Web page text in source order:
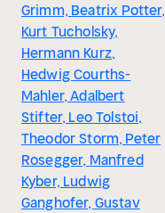
Grimm, Beatrix Potter,
Kurt Tucholsky,
Hermann Kurz,
Hedwig Courths-
Mahler, Adalbert
Stifter, Leo Tolstoi,
Theodor Storm, Peter
Rosegger, Manfred
Kyber, Ludwig
Ganghofer, Gustav